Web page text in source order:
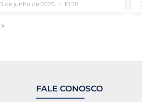
de junho de 2026 10:28
FALE CONOSCO